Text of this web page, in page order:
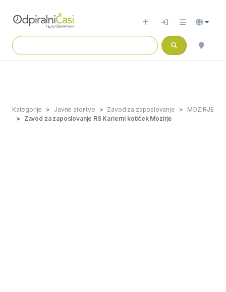
Kategorije Javne storitve Zavod za zaposlovanje
MOZIRJE
Zavod za zaposlovanje RS Karierni kotiček Mozirje